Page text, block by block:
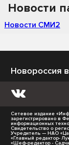
Новости
Новости СМИ2
Новороссия
Сетевое издание
зарегистрировано в
информационных
Свидетельство о
Учредитель — НАО
«Главный редактор-
«Шеф-редактор -